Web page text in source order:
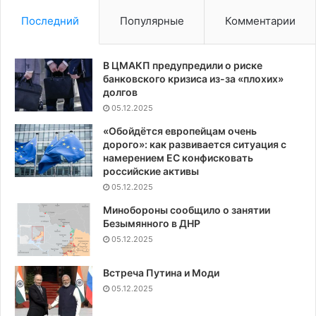
Последний Популярные Комментарии
В ЦМАКП предупредили о риске
банковского кризиса из-за «плохих»
долгов
05.12.2025
«Обойдётся европейцам очень
дорого»: как развивается ситуация с
намерением ЕС конфисковать
российские активы
05.12.2025
Минобороны сообщило о занятии
Безымянного в ДНР
05.12.2025
Встреча Путина и Моди
05.12.2025